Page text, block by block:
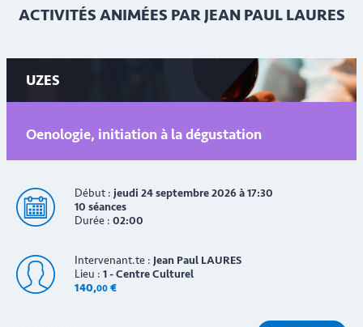
ACTIVITÉS ANIMÉES PAR JEAN PAUL LAURES
UZES
Oenologie, initiation à la dégustation
Début : jeudi 24 septembre 2026 à 17:30
10 séances
Durée : 02:00
Intervenant.te : Jean Paul LAURES
Lieu : 1 - Centre Culturel
140,00 €